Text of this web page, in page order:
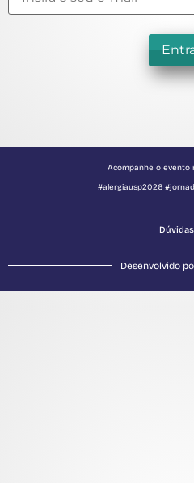
Acompanhe o evento
#alergiausp2026
Desenvolvido